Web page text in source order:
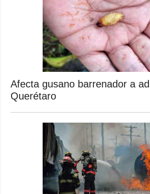
Afecta gusano barrenador a
Querétaro